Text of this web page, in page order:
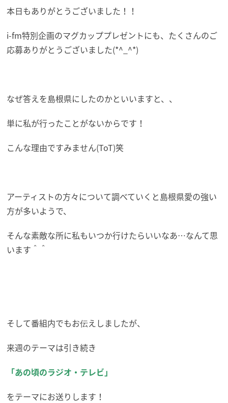
本日もありがとうございました！！
i-fm特別企画のマグカッププレゼントにも、たくさんのご
応募ありがとうございました(*^_^*)
なぜ答えを島根県にしたのかといいますと、、
単に私が行ったことがないからです！
こんな理由ですみません(ToT)笑
アーティストの方々について調べていくと島根県愛の強い
方が多いようで、
そんな素敵な所に私もいつか行けたらいいなあ…なんて思
います＾＾
そして番組内でもお伝えしましたが、
来週のテーマは引き続き
「あの頃のラジオ・テレビ」
をテーマにお送りします！